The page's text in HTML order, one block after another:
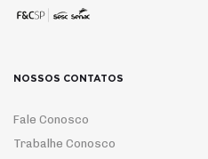
NOSSOS CONTATOS
Fale Conosco
Trabalhe Conosco